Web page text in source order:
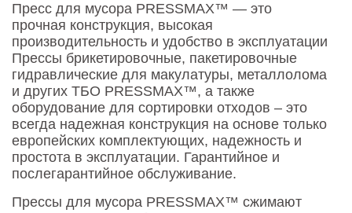
Новости компании
Мировые новости
О нас
Контакты
Оставить заявку
Пресс для мусора PRESSMAX™ — это
прочная конструкция, высокая
производительность и удобство в эксплуатации
Прессы брикетировочные, пакетировочные
гидравлические для макулатуры, металлолома
и других ТБО PRESSMAX™, а также
оборудование для сортировки отходов – это
всегда надежная конструкция на основе только
европейских комплектующих, надежность и
простота в эксплуатации. Гарантийное и
послегарантийное обслуживание.
Прессы для мусора PRESSMAX™ сжимают